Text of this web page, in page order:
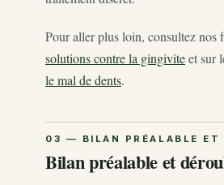
Pour aller plus loin, consultez nos
solutions contre la gingiviteet sur
le mal de dents.
Bilan préalable et